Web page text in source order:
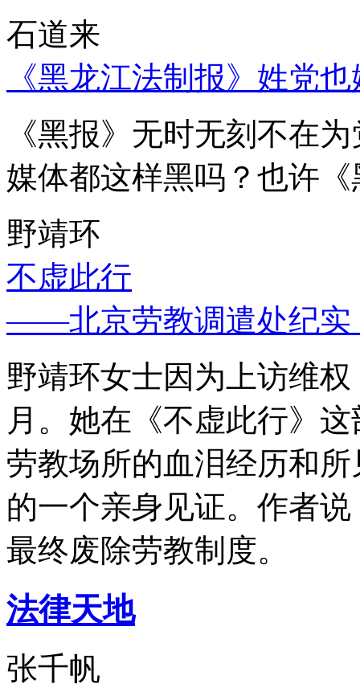
石道来
《黑龙江法制报》姓党
《黑报》无时无刻不在
媒体都这样黑吗？也许
野靖环
不虚此行
——北京劳教调遣处纪实
野靖环女士因为上访维
月。她在《不虚此行》
劳教场所的血泪经历和
的一个亲身见证。作者
最终废除劳教制度。
法律天地
张千帆